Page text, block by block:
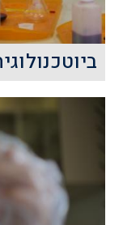
בסדנת
החשיבות